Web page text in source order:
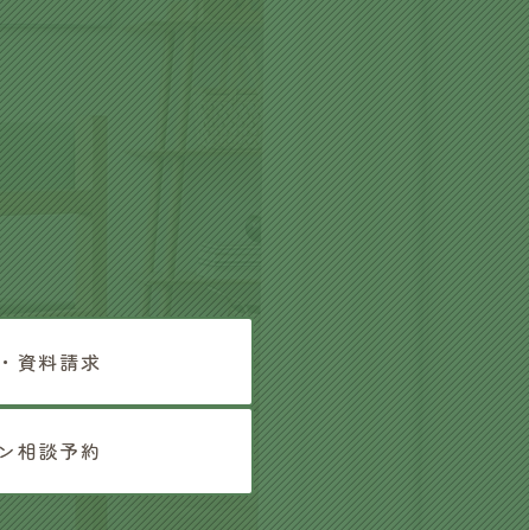
資料請求
相談予約